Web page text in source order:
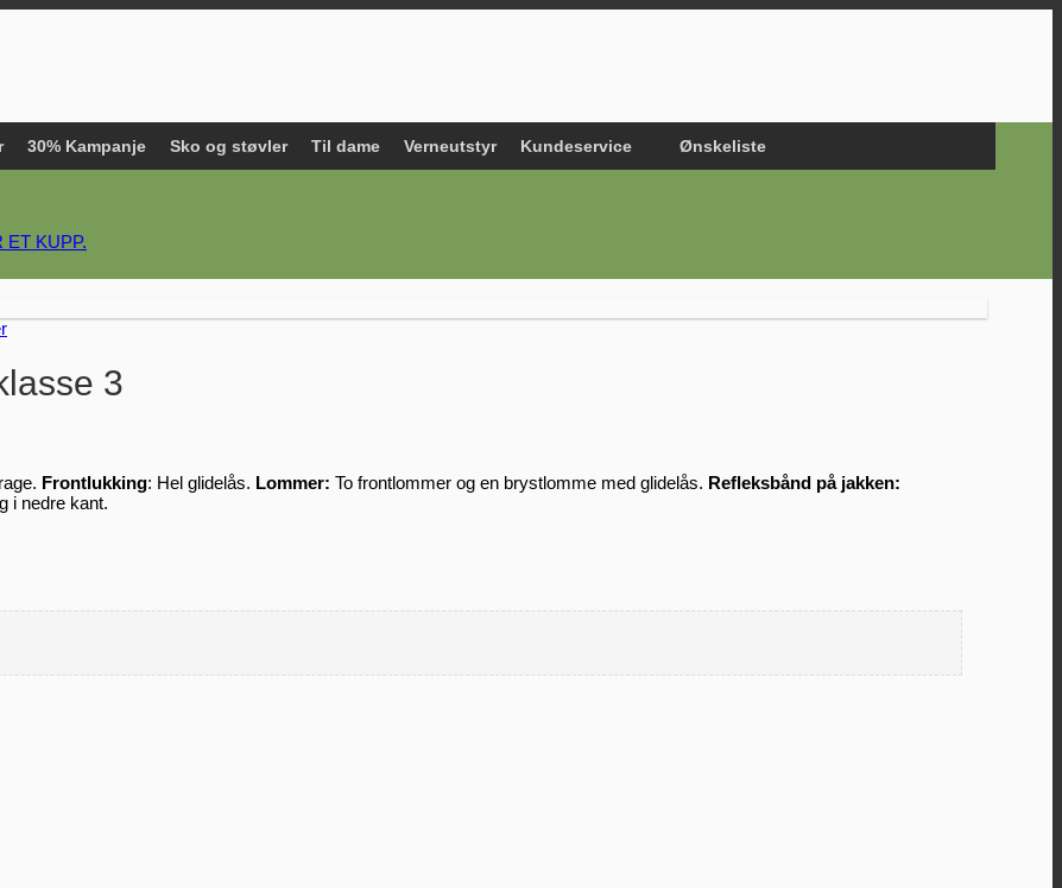
KUPP.
30% Kampanje Sko og støvler Til dame Verneutstyr Kundeservice Ønskeliste
3
Frontlukking: Hel glidelås. Lommer: To frontlommer og en brystlomme med glidelås. Refleksbånd på jakken:
i nedre kant.